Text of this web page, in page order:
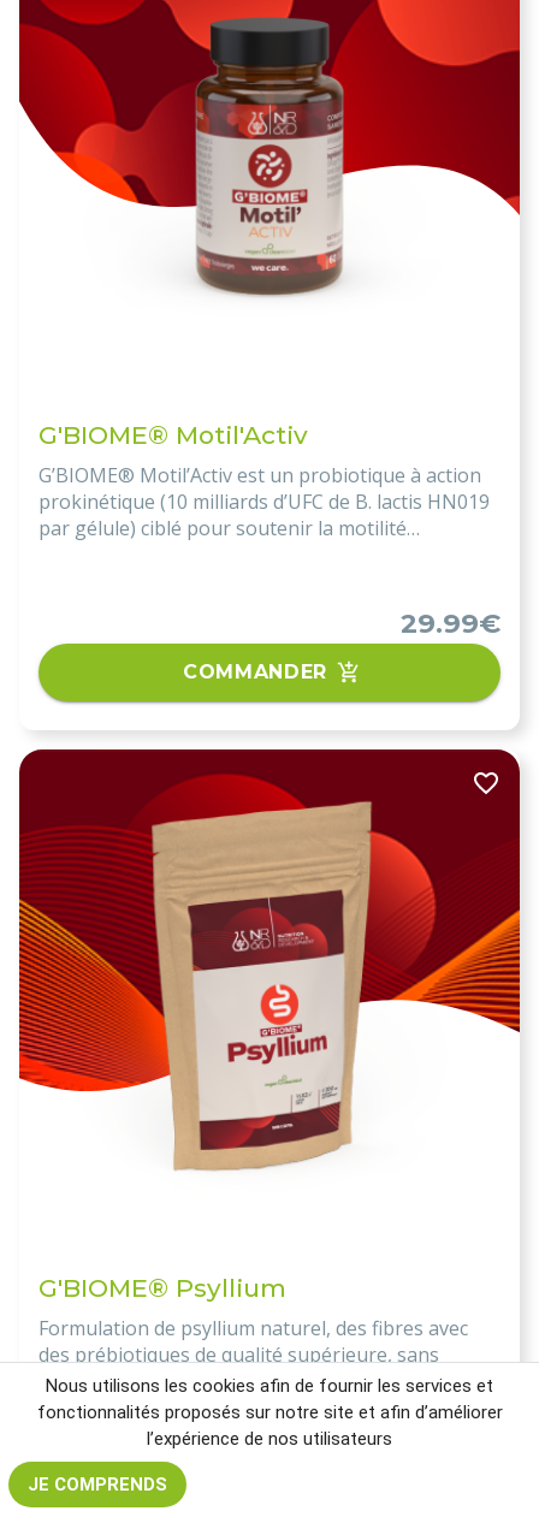
G'BIOME® Motil'Activ
G’BIOME® Motil’Activ est un probiotique à action
prokinétique (10 milliards d’UFC de B. lactis HN019
par gélule) ciblé pour soutenir la motilité
29.99€
COMMANDER
G'BIOME® Psyllium
Formulation de psyllium naturel, des fibres avec
des prébiotiques de qualité supérieure, sans
FODMAP qui offre un confort intestinal au
quotidien pour tous !
Nous utilisons les cookies afin de fournir les services et
fonctionnalités proposés sur notre site et afin d’améliorer
l’expérience de nos utilisateurs
JE COMPRENDS